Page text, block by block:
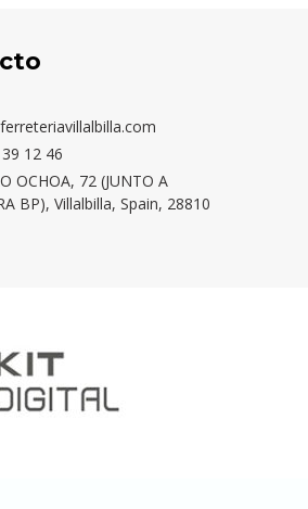
12 46
OCHOA, 72 (JUNTO A
BP), Villalbilla, Spain, 28810